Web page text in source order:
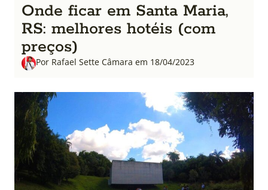
Onde ficar em Santa Maria,
RS: melhores hotéis (com
preços)
Por Rafael Sette Câmara em 18/04/2023